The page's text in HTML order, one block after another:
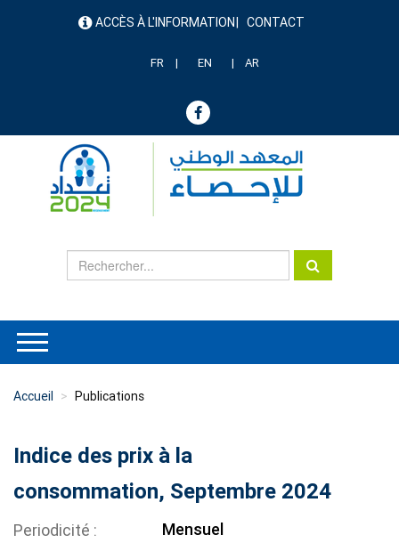
menu ACCÈS À L'INFORMATION CONTACT
FR EN AR
Accueil Publications
Indice des prix à la
consommation, Septembre 2024
Periodicité Mensuel